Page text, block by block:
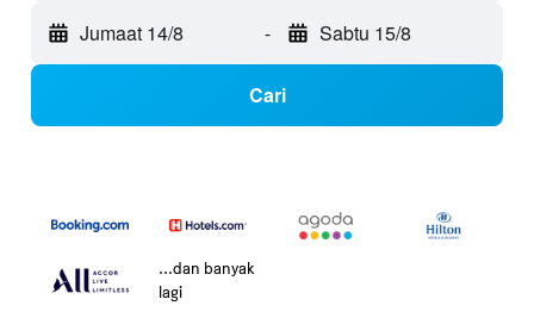
Jumaat 14/8 - Sabtu 15/8
Cari
...dan banyak
lagi